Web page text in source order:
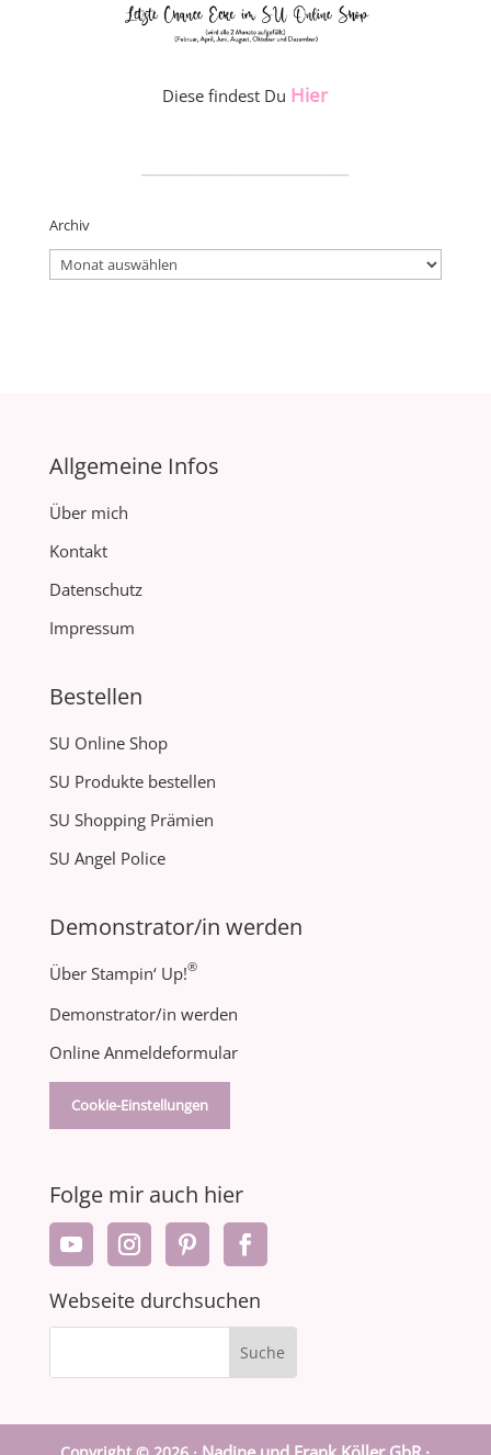
Diese findest Du Hier
Archiv
Archiv
Allgemeine Infos
Über mich
Kontakt
Datenschutz
Impressum
Bestellen
SU Online Shop
SU Produkte bestellen
SU Shopping Prämien
SU Angel Police
Demonstrator/in werden
Über Stampin‘ Up!®
Demonstrator/in werden
Online Anmeldeformular
Cookie-Einstellungen
Folge mir auch hier
Webseite durchsuchen